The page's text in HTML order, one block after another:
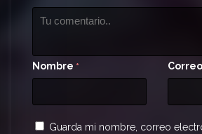
Nombre *
Guarda mi nombre, correo